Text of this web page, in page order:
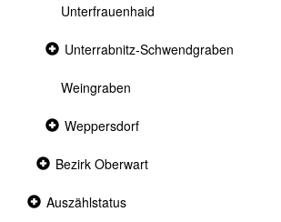
Unterfrauenhaid
Collapsed
Unterrabnitz-Schwendgraben
Weingraben
Collapsed
section
Weppersdorf
Collapsed
Bezirk Oberwart
Collapsed
Auszählstatus